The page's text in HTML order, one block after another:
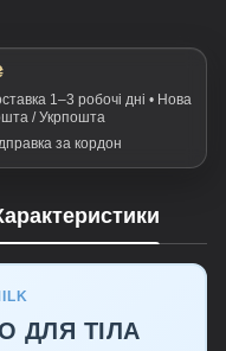
1–3 робочі дні • Нова
/ Укрпошта
за кордон
ДЛЯ ТІЛА